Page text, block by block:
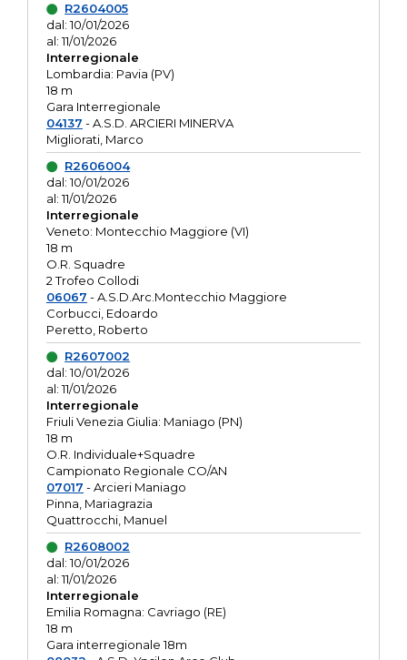
R2604005
dal: 10/01/2026
al: 11/01/2026
Interregionale
Lombardia: Pavia (PV)
18 m
Gara Interregionale
04137 - A.S.D. ARCIERI MINERVA
Migliorati, Marco
R2606004
dal: 10/01/2026
al: 11/01/2026
Interregionale
Veneto: Montecchio Maggiore (VI)
18 m
O.R. Squadre
2 Trofeo Collodi
06067 - A.S.D.Arc.Montecchio Maggiore
Corbucci, Edoardo
Peretto, Roberto
R2607002
dal: 10/01/2026
al: 11/01/2026
Interregionale
Friuli Venezia Giulia: Maniago (PN)
18 m
O.R. Individuale+Squadre
Campionato Regionale CO/AN
07017 - Arcieri Maniago
Pinna, Mariagrazia
Quattrocchi, Manuel
R2608002
dal: 10/01/2026
al: 11/01/2026
Interregionale
Emilia Romagna: Cavriago (RE)
18 m
Gara interregionale 18m